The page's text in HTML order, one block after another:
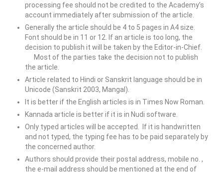
processing fee should not be credited to the Academy’s
account immediately after submission of the article.
Generally the article should be 4 to 5 pages in A4 size.
Font should be in 11 or 12. If an article is too long, the
decision to publish it will be taken by the Editor-in-Chief.
Most of the parties take the decision not to publish
the article.
Article related to Hindi or Sanskrit language should be in
Unicode (Sanskrit 2003, Mangal).
It is better if the English articles is in Times Now Roman.
Kannada article is better if it is in Nudi software.
Only typed articles will be accepted. If it is handwritten
and not typed, the typing fee has to be paid separately by
the concerned author.
Authors should provide their postal address, mobile no. ,
the e-mail address should be mentioned at the end of